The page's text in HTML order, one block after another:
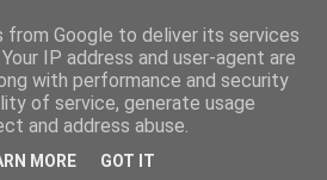
from Google to deliver its services
IP address and user-agent are
with performance and security
of service, generate usage
and address abuse.
MORE GOT IT